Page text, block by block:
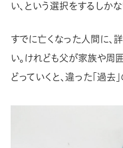
い、という選択をするしかな
すでに亡くなった人間に、
い。けれども父が家族や
どっていくと、違った「過